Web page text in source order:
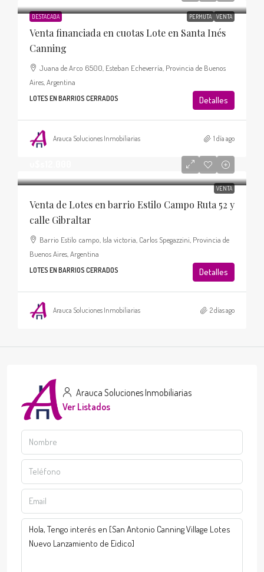
DESTACADA PERMUTA VENTA
Venta financiada en cuotas Lote en Santa Inés
Canning
Juana de Arco 6500, Esteban Echeverría, Provincia de Buenos
Aires, Argentina
LOTES EN BARRIOS CERRADOS Detalles
Arauca Soluciones Inmobiliarias 1 día ago
VENTA
Venta de Lotes en barrio Estilo Campo Ruta 52 y
calle Gibraltar
Barrio Estilo campo, Isla victoria, Carlos Spegazzini, Provincia de
Buenos Aires, Argentina
LOTES EN BARRIOS CERRADOS Detalles
Arauca Soluciones Inmobiliarias 2 días ago
Arauca Soluciones Inmobiliarias
Ver Listados